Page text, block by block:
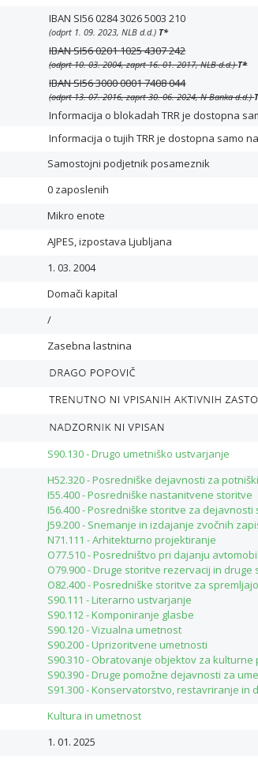
IBAN SI56 0284 3026 5003 210
(odprt 1. 09. 2023, NLB d.d.) T*
IBAN SI56 0201 1025 4307 242
(odprt 10. 03. 2004, zaprt 16. 01. 2017, NLB d.d.)T*
IBAN SI56 3000 0001 7408 044
(odprt 13. 07. 2016, zaprt 30. 06. 2024, N Banka d.d.)
Informacija o blokadah TRR je dostopna
Informacija o tujih TRR je dostopna samo
Samostojni podjetnik posameznik
0 zaposlenih
Mikro enote
AJPES, izpostava Ljubljana
1. 03. 2004
Domači kapital
/
Zasebna lastnina
S90.130 - Drugo umetniško ustvarjanje
H52.320 - Posredniške dejavnosti za
I55.400 - Posredniške nastanitvene storitve
I56.400 - Posredniške storitve za
J59.200 - Snemanje in izdajanje zvočnih
N71.111 - Arhitekturno projektiranje
O77.510 - Posredništvo pri dajanju
O79.900 - Druge storitve rezervacij in
O82.400 - Posredniške storitve za
S90.111 - Literarno ustvarjanje
S90.112 - Komponiranje glasbe
S90.120 - Vizualna umetnost
S90.200 - Uprizoritvene umetnosti
S90.310 - Obratovanje objektov za kulturne
S90.390 - Druge pomožne dejavnosti za
S91.300 - Konservatorstvo, restavriranje
Kultura in umetnost
1. 01. 2025